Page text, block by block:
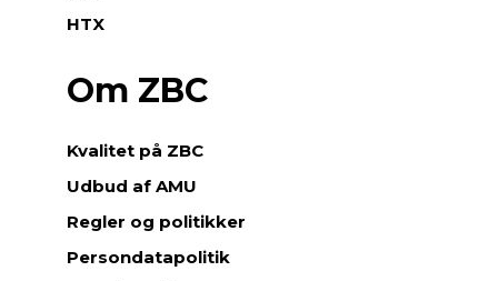
HTX
Om ZBC
Kvalitet på ZBC
Udbud af AMU
Regler og politikker
Persondatapolitik